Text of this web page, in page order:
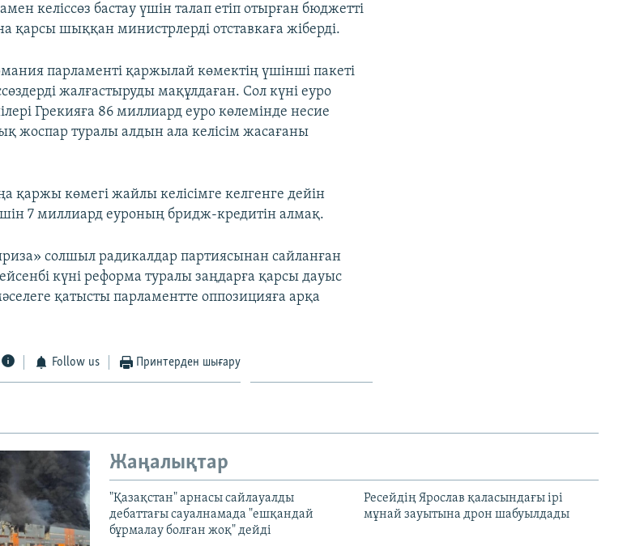
келіссөз бастау үшін талап етіп отырған бюджетті
қарсы шыққан министрлерді отставкаға жіберді.
парламенті қаржылай көмектің үшінші пакеті
жалғастыруды мақұлдаған. Сол күні еуро
Грекияға 86 миллиард еуро көлемінде несие
жоспар туралы алдын ала келісім жасағаны
қаржы көмегі жайлы келісімге келгенге дейін
7 миллиард еуроның бридж-кредитін алмақ.
солшыл радикалдар партиясынан сайланған
күні реформа туралы заңдарға қарсы дауыс
қатысты парламентте оппозицияға арқа
Follow us Принтерден шығару
Жаңалықтар
"Қазақстан" арнасы сайлауалды
дебаттағы сауалнамада "ешқандай
бұрмалау болған жоқ" дейді
Ресейдің Ярослав қаласындағы ірі
мұнай зауытына дрон шабуылдады